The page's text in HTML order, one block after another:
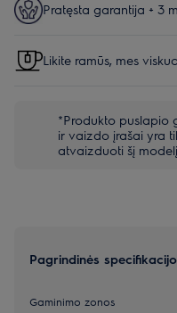
Pratęsta garantija + 3
Likite ramūs, mes
*Produkto puslapio
ir vaizdo įrašai yra
atvaizduoti šį
Pagrindinės
Gaminimo zonos